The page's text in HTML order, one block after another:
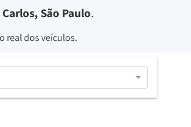
Carlos, São Paulo.
real dos veículos.